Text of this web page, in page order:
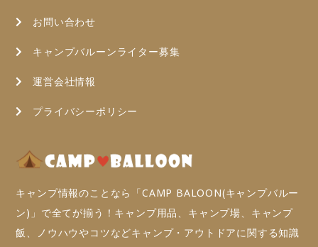
お問い合わせ
キャンプバルーンライター募集
運営会社情報
プライバシーポリシー
キャンプ情報のことなら「CAMP BALOON(キャンプバルー
ン)」で全てが揃う！キャンプ用品、キャンプ場、キャンプ
飯、ノウハウやコツなどキャンプ・アウトドアに関する知識